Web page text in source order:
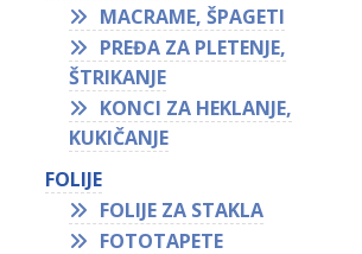
MACRAME, ŠPAGETI
PREĐA ZA PLETENJE,
ŠTRIKANJE
KONCI ZA HEKLANJE,
KUKIČANJE
FOLIJE
FOLIJE ZA STAKLA
FOTOTAPETE